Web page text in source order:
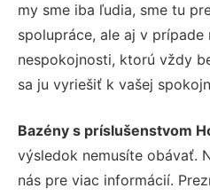
my sme iba ľudia, sme tu
spolupráce, ale aj v prípade
nespokojnosti, ktorú vždy
sa ju vyriešiť k vašej
Bazény s príslušenstvom
výsledok nemusíte obávať.
nás pre viac informácií.